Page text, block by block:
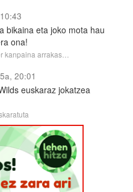
bikaina eta joko mota hau
ona!
kanpaina arrakas…
20:01
euskaraz jokatzea